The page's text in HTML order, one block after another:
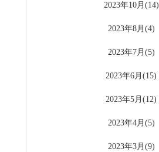
2023年10月(14)
2023年8月(4)
2023年7月(5)
2023年6月(15)
2023年5月(12)
2023年4月(5)
2023年3月(9)